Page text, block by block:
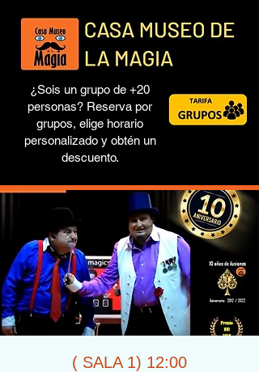
¿Sois un grupo de +20
personas? Reserva por
grupos, elige horario
personalizado y obtén un
descuento.
( SALA 1) 12:00